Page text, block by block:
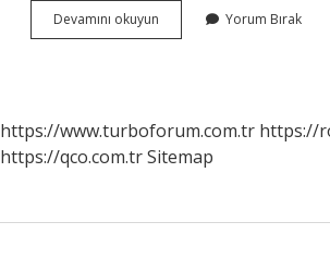
Devamını okuyun
Ne
Yorum Bırak
https://www.turboforum.com.tr https://
https://qco.com.trSitemap